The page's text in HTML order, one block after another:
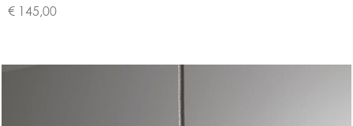
€ 145,00